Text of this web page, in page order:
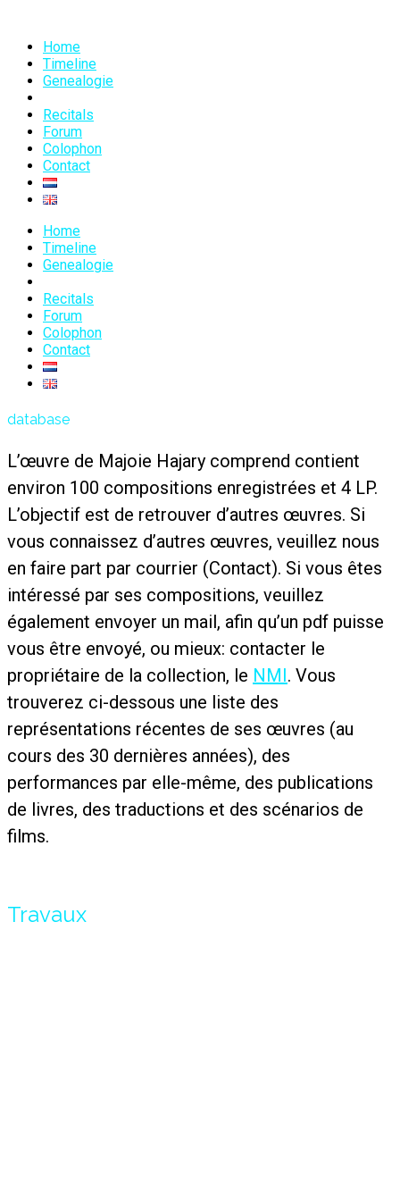
Home
Timeline
Genealogie
Recitals
Forum
Colophon
Contact
Home
Timeline
Genealogie
Recitals
Forum
Colophon
Contact
database
L’œuvre de Majoie Hajary comprend contient
environ 100 compositions enregistrées et 4 LP.
L’objectif est de retrouver d’autres œuvres. Si
vous connaissez d’autres œuvres, veuillez nous
en faire part par courrier (Contact). Si vous êtes
intéressé par ses compositions, veuillez
également envoyer un mail, afin qu’un pdf puisse
vous être envoyé, ou mieux: contacter le
propriétaire de la collection, le NMI. Vous
trouverez ci-dessous une liste des
représentations récentes de ses œuvres (au
cours des 30 dernières années), des
performances par elle-même, des publications
de livres, des traductions et des scénarios de
films.
Travaux